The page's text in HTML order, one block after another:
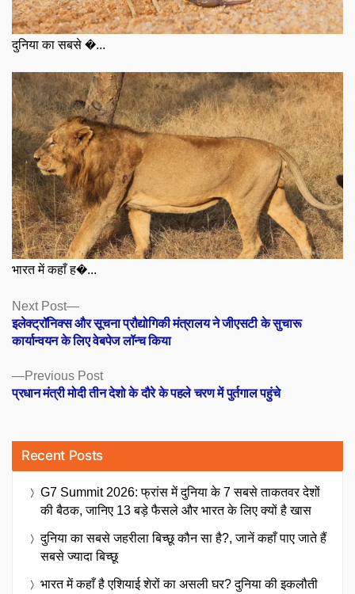
दुनिया का सबसे �...
भारत में कहाँ ह�...
Posts
navigation
Previous PostPrevious
post:
प्रधान मंत्री मोदी तीन देशो के दौरे के पहले चरण में पुर्तगाल पहुंचे
Next Post
Next
post:
इलेक्ट्रॉनिक्स और सूचना प्रौद्योगिकी मंत्रालय ने जीएसटी के सुचारू
कार्यान्वयन के लिए वेबपेज लॉन्च किया
Recent Posts
G7 Summit 2026: फ्रांस में दुनिया के 7 सबसे ताकतवर देशों
की बैठक, जानिए 13 बड़े फैसले और भारत के लिए क्यों है खास
दुनिया का सबसे जहरीला बिच्छू कौन सा है?, जानें कहाँ पाए जाते हैं
सबसे ज्यादा बिच्छू
भारत में कहाँ है एशियाई शेरों का असली घर? दुनिया की इकलौती